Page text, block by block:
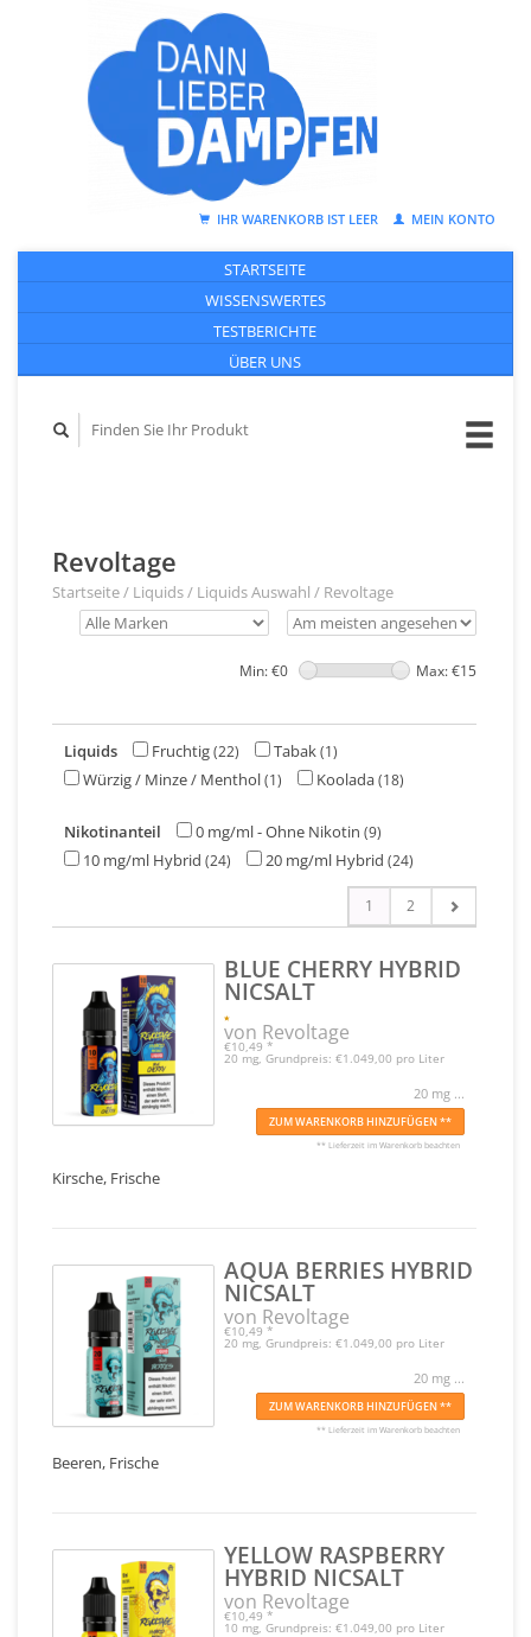
IHR WARENKORB IST LEER MEIN KONTO
STARTSEITE
WISSENSWERTES
TESTBERICHTE
ÜBER UNS
Revoltage
Startseite/ Liquids/ Liquids Auswahl / Revoltage
Min: €0 Max: €15
Liquids Fruchtig(22) Tabak(1)
Würzig / Minze / Menthol(1) Koolada(18)
Nikotinanteil 0 mg/ml - Ohne Nikotin (9)
10 mg/ml Hybrid (24) 20 mg/ml Hybrid (24)
1 2
BLUE CHERRY HYBRID
NICSALT
von Revoltage
€10,49 *
20 mg, Grundpreis: €1.049,00 pro Liter
20 mg ...
ZUM WARENKORB HINZUFÜGEN **
** Lieferzeit im Warenkorb beachten
Kirsche, Frische
AQUA BERRIES HYBRID
NICSALT
von Revoltage
€10,49 *
20 mg, Grundpreis: €1.049,00 pro Liter
20 mg ...
ZUM WARENKORB HINZUFÜGEN **
** Lieferzeit im Warenkorb beachten
Beeren, Frische
YELLOW RASPBERRY
HYBRID NICSALT
von Revoltage
€10,49 *
10 mg, Grundpreis: €1.049,00 pro Liter